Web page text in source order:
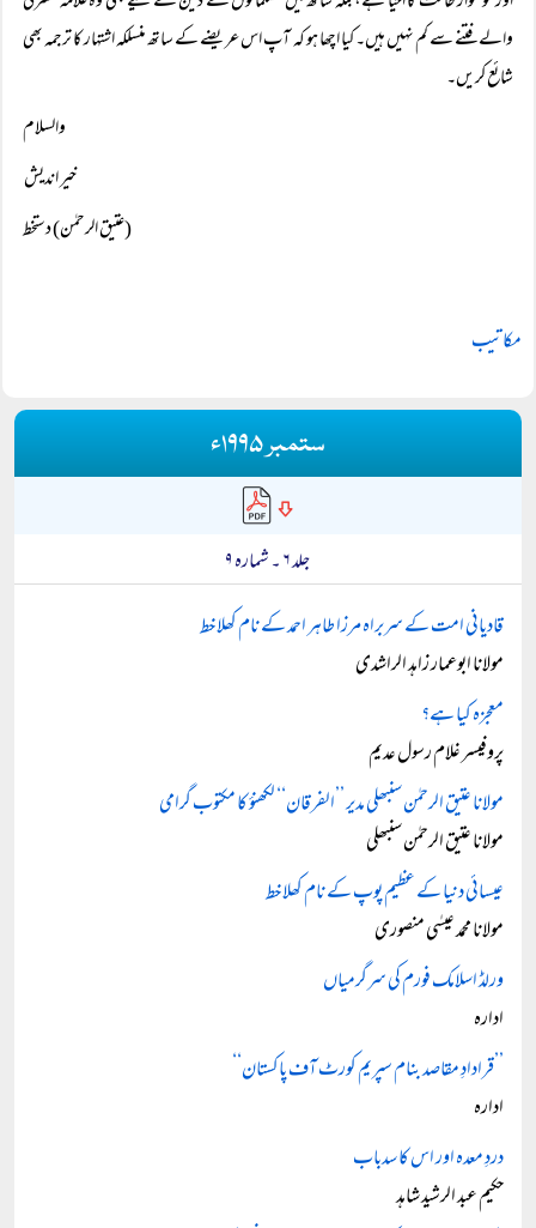
والے فتنے سے کم نہیں ہیں۔ کیا اچھا ہو کہ آپ اس عریضے کے ساتھ منسلکہ اشتہار کا ترجمہ بھی
شائع کریں۔
والسلام
خیر اندیش
(عتیق الرحمٰن) دستخط
مکاتیب
ستمبر ۱۹۹۵ء
جلد ۶ ۔ شمارہ ۹
قادیانی امت کے سربراہ مرزا طاہر احمد کے نام کھلا خط
مولانا ابوعمار زاہد الراشدی
معجزہ کیا ہے؟
پروفیسر غلام رسول عدیم
مولانا عتیق الرحمٰن سنبھلی مدیر ’’الفرقان‘‘ لکھنؤ کا مکتوب گرامی
مولانا عتیق الرحمٰن سنبھلی
عیسائی دنیا کے عظیم پوپ کے نام کھلا خط
مولانا محمد عیسٰی منصوری
ورلڈ اسلامک فورم کی سرگرمیاں
ادارہ
’’قرادادِ مقاصد بنام سپریم کورٹ آف پاکستان‘‘
ادارہ
دردِ معدہ اور اس کا سدباب
حکیم عبد الرشید شاہد